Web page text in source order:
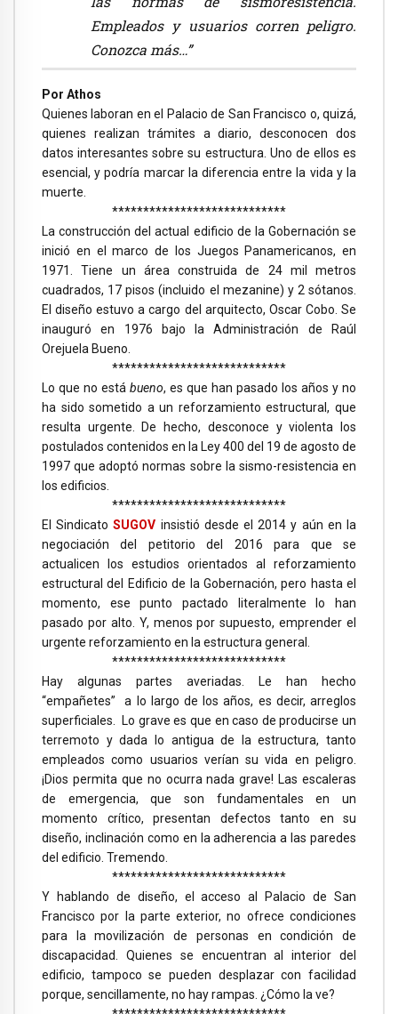
Empleados y usuarios corren peligro.
Conozca más…”
Por Athos
Quienes laboran en el Palacio de San Francisco o, quizá,
quienes realizan trámites a diario, desconocen dos
datos interesantes sobre su estructura. Uno de ellos es
esencial, y podría marcar la diferencia entre la vida y la
muerte.
****************************
La construcción del actual edificio de la Gobernación se
inició en el marco de los Juegos Panamericanos, en
1971. Tiene un área construida de 24 mil metros
cuadrados, 17 pisos (incluido el mezanine) y 2 sótanos.
El diseño estuvo a cargo del arquitecto, Oscar Cobo. Se
inauguró en 1976 bajo la Administración de Raúl
Orejuela Bueno.
****************************
Lo que no está bueno, es que han pasado los años y no
ha sido sometido a un reforzamiento estructural, que
resulta urgente. De hecho, desconoce y violenta los
postulados contenidos en la Ley 400 del 19 de agosto de
1997 que adoptó normas sobre la sismo-resistencia en
los edificios.
****************************
El SindicatoSUGOV insistió desde el 2014 y aún en la
negociación del petitorio del 2016 para que se
actualicen los estudios orientados al reforzamiento
estructural del Edificio de la Gobernación, pero hasta el
momento, ese punto pactado literalmente lo han
pasado por alto. Y, menos por supuesto, emprender el
urgente reforzamiento en la estructura general.
****************************
Hay algunas partes averiadas. Le han hecho
“empañetes” a lo largo de los años, es decir, arreglos
superficiales. Lo grave es que en caso de producirse un
terremoto y dada lo antigua de la estructura, tanto
empleados como usuarios verían su vida en peligro.
¡Dios permita que no ocurra nada grave! Las escaleras
de emergencia, que son fundamentales en un
momento crítico, presentan defectos tanto en su
diseño, inclinación como en la adherencia a las paredes
del edificio. Tremendo.
****************************
Y hablando de diseño, el acceso al Palacio de San
Francisco por la parte exterior, no ofrece condiciones
para la movilización de personas en condición de
discapacidad. Quienes se encuentran al interior del
edificio, tampoco se pueden desplazar con facilidad
porque, sencillamente, no hay rampas. ¿Cómo la ve?